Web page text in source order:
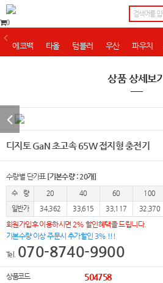
0
에코백 타올 텀블러 우산 파우치
상품 상세보기
디지토 GaN 초고속 65W 접지형 충전기
수량별 단가표 [기본수량 : 20개]
수 량 20 40 60 100
일반가
34,362 33,615 33,117 32,370
회원가입후 이용하시면 2% 할인혜택을 드립니다.
기본수량 이상 주문시 추가할인 3% !!!
Tel. 070-8740-9900
상품코드 504758